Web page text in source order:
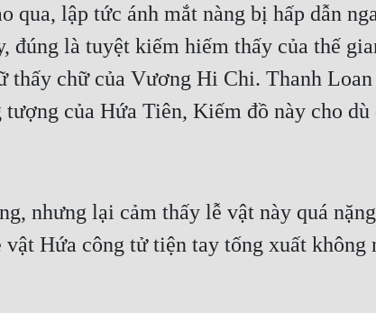
qua, lập tức ánh mắt nàng bị hấp dẫn
đúng là tuyệt kiếm hiếm thấy của thế
thấy chữ của Vương Hi Chi. Thanh
của Hứa Tiên, Kiếm đồ này cho dù
nhưng lại cảm thấy lễ vật này quá
Hứa công tử tiện tay tống xuất